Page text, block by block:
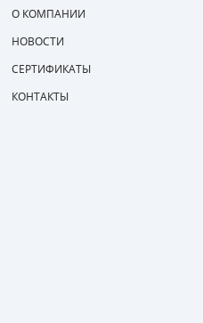
О КОМПАНИИ
НОВОСТИ
СЕРТИФИКАТЫ
КОНТАКТЫ